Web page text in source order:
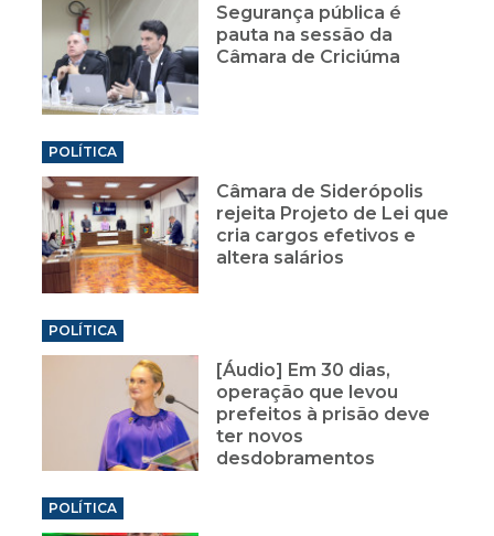
Segurança pública é
pauta na sessão da
Câmara de Criciúma
POLÍTICA
Câmara de Siderópolis
rejeita Projeto de Lei que
cria cargos efetivos e
altera salários
POLÍTICA
[Áudio] Em 30 dias,
operação que levou
prefeitos à prisão deve
ter novos
desdobramentos
POLÍTICA